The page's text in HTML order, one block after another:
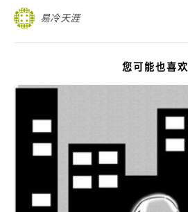
易冷天涯
您可能也喜欢